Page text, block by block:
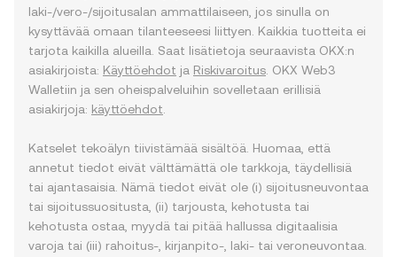
laki-/vero-/sijoitusalan ammattilaiseen, jos sinulla on
kysyttävää omaan tilanteeseesi liittyen. Kaikkia tuotteita ei
tarjota kaikilla alueilla. Saat lisätietoja seuraavista OKX:n
asiakirjoista: Käyttöehdot ja Riskivaroitus . OKX Web3
Walletiin ja sen oheispalveluihin sovelletaan erillisiä
asiakirjoja: käyttöehdot
Katselet tekoälyn tiivistämää sisältöä. Huomaa, että
annetut tiedot eivät välttämättä ole tarkkoja, täydellisiä
tai ajantasaisia. Nämä tiedot eivät ole (i) sijoitusneuvontaa
tai sijoitussuositusta, (ii) tarjousta, kehotusta tai
kehotusta ostaa, myydä tai pitää hallussa digitaalisia
varoja tai (iii) rahoitus-, kirjanpito-, laki- tai veroneuvontaa.